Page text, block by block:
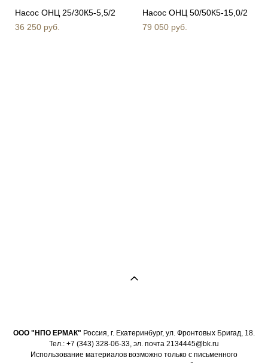
Насос ОНЦ 25/30К5-5,5/2
36 250 pуб.
Насос ОНЦ 50/50К5-15,0/2
79 050 pуб.
ООО "НПО ЕРМАК" Россия, г. Екатеринбург, ул. Фронтовых Бригад, 18.
Тел.: +7 (343) 328-06-33, эл. почта 2134445@bk.ru
Использование материалов возможно только с письменного